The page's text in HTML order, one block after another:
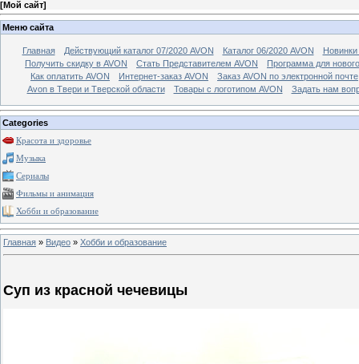
[Мой сайт]
Меню сайта
Главная Действующий каталог 07/2020 AVON Каталог 06/2020 AVON
Новинки
Получить скидку в AVON
Стать Представителем AVON
Программа для
Как оплатить AVON
Интернет-заказ AVON
Заказ AVON по электронной почте
Avon в Твери и Тверской области
Товары с логотипом AVON Задать нам
Categories
Красота и здоровье
Музыка
Сериалы
Фильмы и анимация
Хобби и образование
Главная » Видео » Хобби и образование
Суп из красной чечевицы